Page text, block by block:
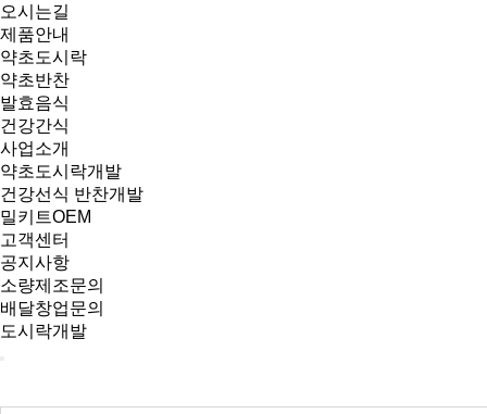
오시는길
제품안내
약초도시락
약초반찬
발효음식
건강간식
사업소개
약초도시락개발
건강선식 반찬개발
밀키트OEM
고객센터
공지사항
소량제조문의
배달창업문의
도시락개발